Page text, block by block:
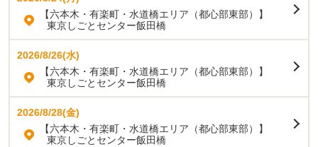
【六本木・有楽町・水道橋エリア（都心部東部）】
東京しごとセンター飯田橋
2026/8/26(水)
【六本木・有楽町・水道橋エリア（都心部東部）】
東京しごとセンター飯田橋
2026/8/28(金)
【六本木・有楽町・水道橋エリア（都心部東部）】
東京しごとセンター飯田橋